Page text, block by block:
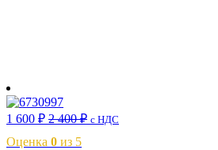
1 600 ₽ 2 400₽ с НДС
Оценка 0 из 5